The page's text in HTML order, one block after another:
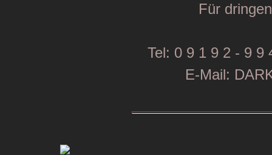
Für
Tel: 0 9 1 9 2 - 9 9
E-Mail: